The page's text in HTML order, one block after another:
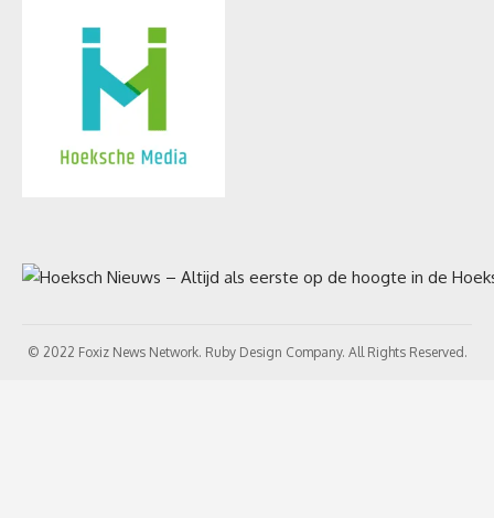
© 2022 Foxiz News Network. Ruby Design Company. All Rights Reserved.